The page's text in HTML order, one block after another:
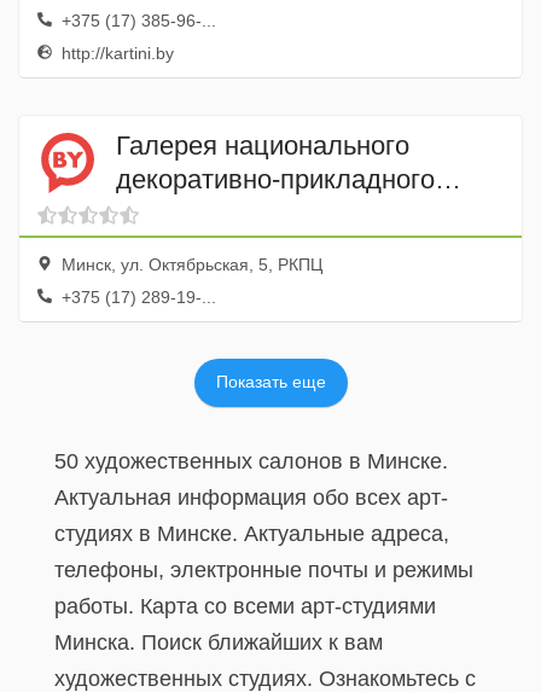
+375 (17) 385-96-...
http://kartini.by
Галерея национального
декоративно-прикладного
искусства
Минск, ул. Октябрьская, 5, РКПЦ
+375 (17) 289-19-...
Показать еще
50 художественных салонов в Минске.
Актуальная информация обо всех арт-
студиях в Минске. Актуальные адреса,
телефоны, электронные почты и режимы
работы. Карта со всеми арт-студиями
Минска. Поиск ближайших к вам
художественных студиях. Ознакомьтесь с